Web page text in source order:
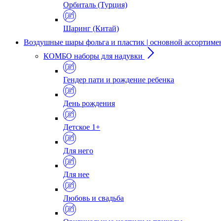
Орбиталь (Турция)
Шаринг (Китай)
Воздушные шары фольга и пластик | основной
КОМБО наборы для надувки
Гендер пати и рождение ребенка
День рождения
Детское 1+
Для него
Для нее
Любовь и свадьба